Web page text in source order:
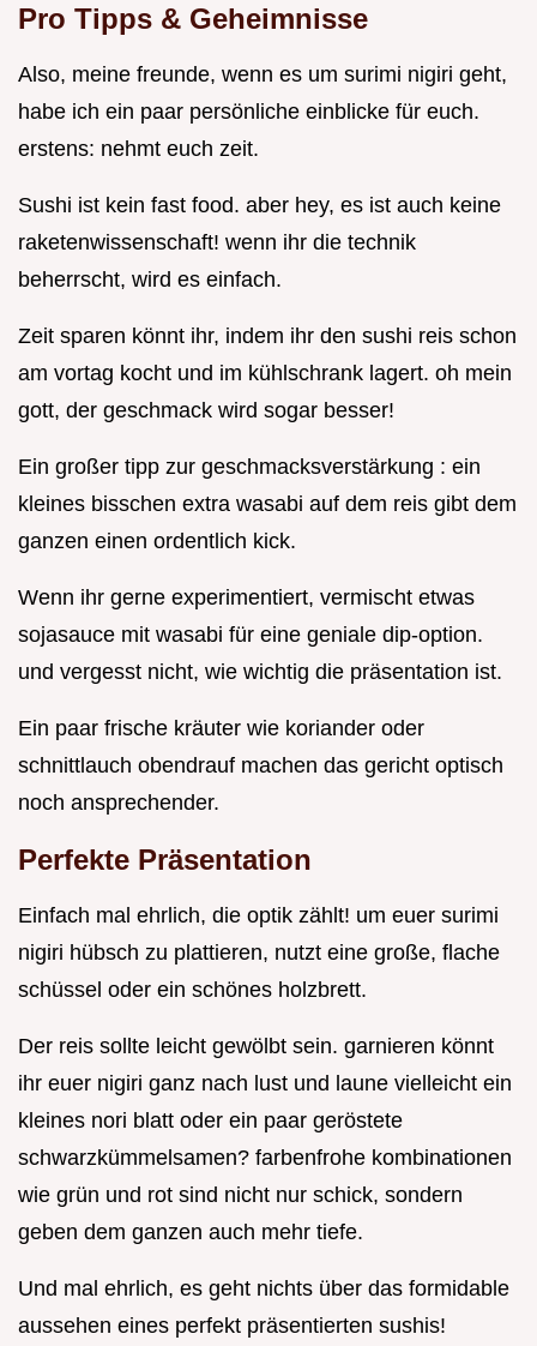
Pro Tipps & Geheimnisse
Also, meine freunde, wenn es um surimi nigiri geht,
habe ich ein paar persönliche einblicke für euch.
erstens: nehmt euch zeit.
Sushi ist kein fast food. aber hey, es ist auch keine
raketenwissenschaft! wenn ihr die technik
beherrscht, wird es einfach.
Zeit sparen könnt ihr, indem ihr den sushi reis schon
am vortag kocht und im kühlschrank lagert. oh mein
gott, der geschmack wird sogar besser!
Ein großer tipp zur geschmacksverstärkung : ein
kleines bisschen extra wasabi auf dem reis gibt dem
ganzen einen ordentlich kick.
Wenn ihr gerne experimentiert, vermischt etwas
sojasauce mit wasabi für eine geniale dip-option.
und vergesst nicht, wie wichtig die präsentation ist.
Ein paar frische kräuter wie koriander oder
schnittlauch obendrauf machen das gericht optisch
noch ansprechender.
Perfekte Präsentation
Einfach mal ehrlich, die optik zählt! um euer surimi
nigiri hübsch zu plattieren, nutzt eine große, flache
schüssel oder ein schönes holzbrett.
Der reis sollte leicht gewölbt sein. garnieren könnt
ihr euer nigiri ganz nach lust und laune vielleicht ein
kleines nori blatt oder ein paar geröstete
schwarzkümmelsamen? farbenfrohe kombinationen
wie grün und rot sind nicht nur schick, sondern
geben dem ganzen auch mehr tiefe.
Und mal ehrlich, es geht nichts über das formidable
aussehen eines perfekt präsentierten sushis!